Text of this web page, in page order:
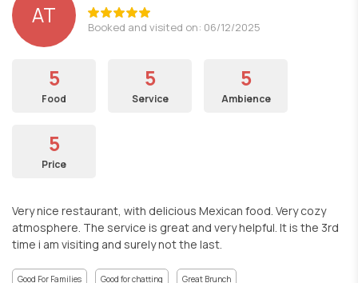
ΑΤ Booked and visited on: 06/12/2025
5
Food
5
Service
5
Ambience
5
Price
Very nice restaurant, with delicious Mexican food. Very cozy
atmosphere. The service is great and very helpful. It is the 3rd
time i am visiting and surely not the last.
Good For Families Good for chatting Great Brunch